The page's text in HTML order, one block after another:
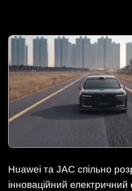
Huawei та JAC спільно
інноваційний електричний